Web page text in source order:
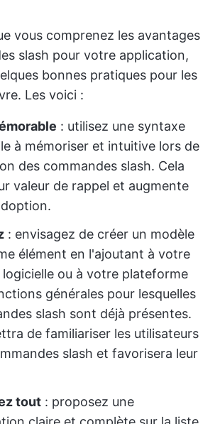
vous comprenez les avantages
slash pour votre application,
bonnes pratiques pour les
Les voici :
: utilisez une syntaxe
à mémoriser et intuitive lors de
des commandes slash. Cela
valeur de rappel et augmente
: envisagez de créer un modèle
élément en l'ajoutant à votre
ou à votre plateforme
générales pour lesquelles
slash sont déjà présentes.
de familiariser les utilisateurs
slash et favorisera leur
tout : proposez une